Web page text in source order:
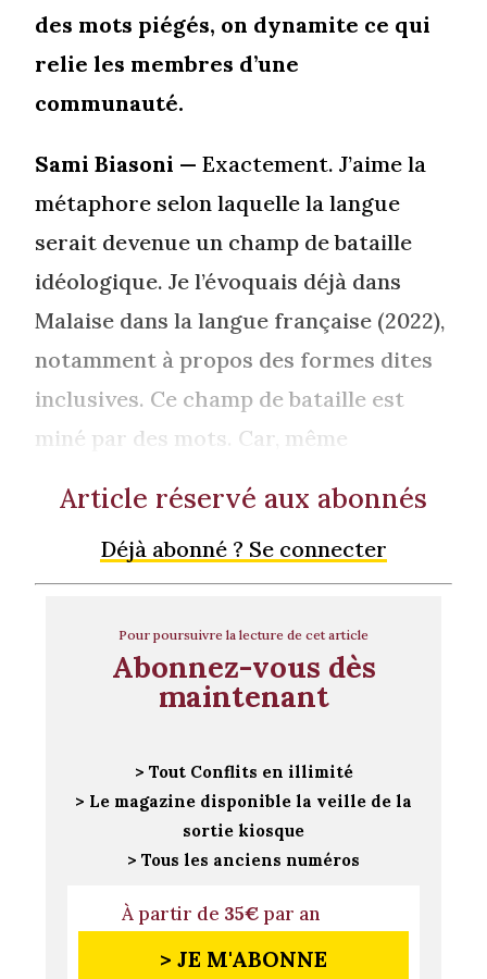
des mots piégés, on dynamite ce qui
relie les membres d’une
communauté.
Sami Biasoni — Exactement. J’aime la
métaphore selon laquelle la langue
serait devenue un champ de bataille
idéologique. Je l’évoquais déjà dans
Malaise dans la langue française (2022),
notamment à propos des formes dites
inclusives. Ce champ de bataille est
miné par des mots. Car, même
Article réservé aux abonnés
Déjà abonné ? Se connecter
Pour poursuivre la lecture de cet article
Abonnez-vous dès
maintenant
> Tout Conflits en illimité
> Le magazine disponible la veille de la
sortie kiosque
> Tous les anciens numéros
À partir de 35€par an
> JE M'ABONNE